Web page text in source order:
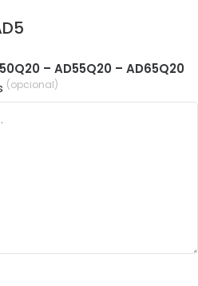
– AD55Q20 – AD65Q20
(opcional)